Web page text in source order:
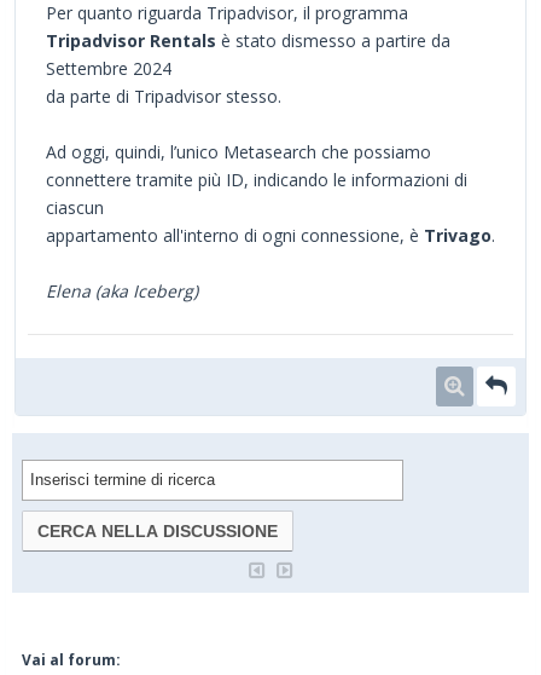
Per quanto riguarda Tripadvisor, il programma
Tripadvisor Rentals è stato dismesso a partire da
Settembre 2024
da parte di Tripadvisor stesso.
Ad oggi, quindi, l’unico Metasearch che possiamo
connettere tramite più ID, indicando le informazioni di
ciascun
appartamento all'interno di ogni connessione, è Trivago.
Elena (aka Iceberg)
Vai al forum: